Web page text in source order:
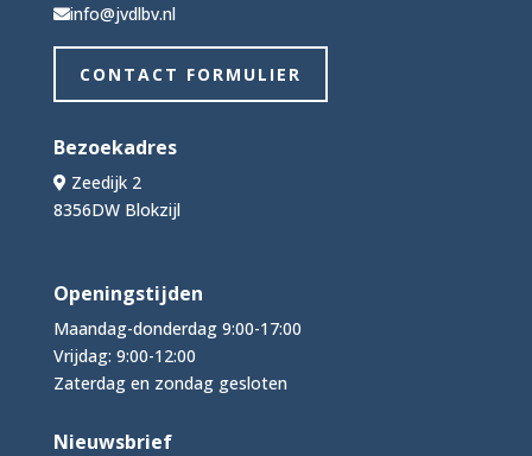
info@jvdlbv.nl
CONTACT FORMULIER
Bezoekadres
Zeedijk 2
8356DW Blokzijl
Openingstijden
Maandag-donderdag 9:00-17:00
Vrijdag: 9:00-12:00
Zaterdag en zondag gesloten
Nieuwsbrief